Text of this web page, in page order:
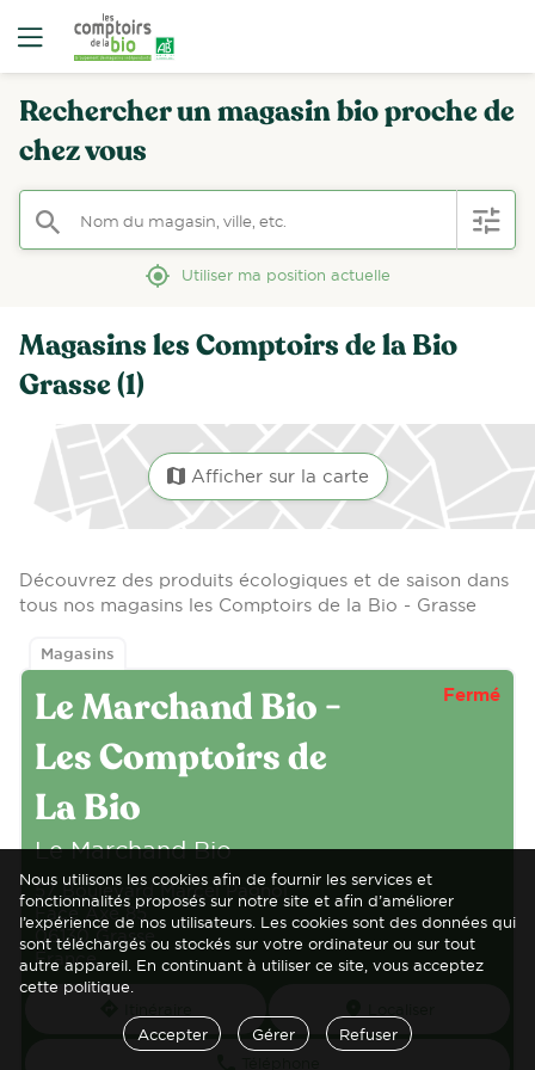
Rechercher un magasin bio proche de
chez vous
search Nom du magasin, ville, etc. filter
mylocation Utiliser ma position actuelle
Magasins les Comptoirs de la Bio
Grasse (1)
map Afficher sur la carte
Découvrez des produits écologiques et de saison dans
tous nos magasins les Comptoirs de la Bio - Grasse
Magasins
Le Marchand Bio -
Les Comptoirs de
La Bio
Le Marchand Bio
Fermé
57 Boulevard Marcel Pagnol
Face Axe 85
06130 Grasse
France
Nous utilisons les cookies afin de fournir les services et
fonctionnalités proposés sur notre site et afin d’améliorer
l’expérience de nos utilisateurs. Les cookies sont des données qui
sont téléchargés ou stockés sur votre ordinateur ou sur tout
autre appareil. En continuant à utiliser ce site, vous acceptez
cette politique.
Accepter Gérer Refuser